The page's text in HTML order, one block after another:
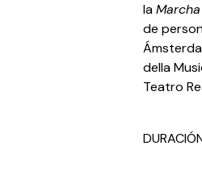
la
de
della
Teatro